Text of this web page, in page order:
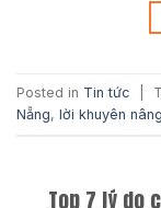
Posted in Tin tức
Nẵng, lời khuyên
Top 7 lý do